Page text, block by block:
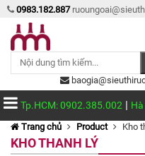
0983.182.887
Tp.HCM: 0902.385.002 |
Trang chủ Product Kho
KHO THANH LÝ